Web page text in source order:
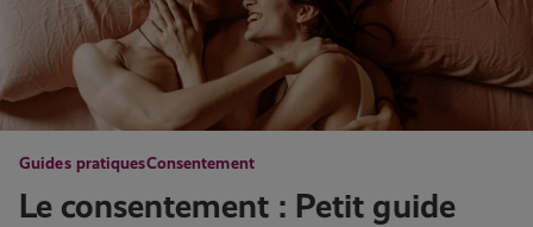
Guides pratiquesConsentement
Le consentement : Petit guide